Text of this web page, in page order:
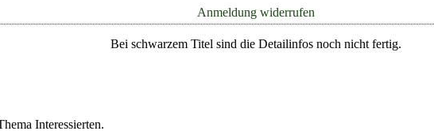
Anmeldung widerrufen
Bei schwarzem Titel sind die Detailinfos noch nicht fertig.
Interessierten.